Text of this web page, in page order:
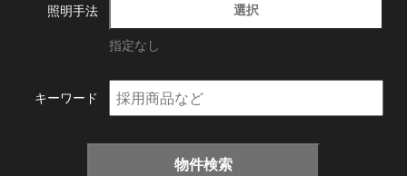
照明手法 選択
指定なし
キーワード
物件検索